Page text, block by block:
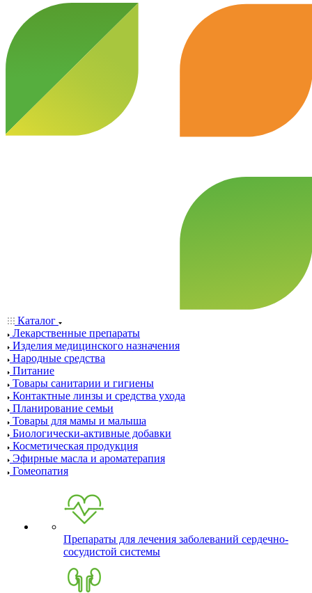
Каталог
Лекарственные препараты
Изделия медицинского назначения
Народные средства
Питание
Товары санитарии и гигиены
Контактные линзы и средства ухода
Планирование семьи
Товары для мамы и малыша
Биологически-активные добавки
Косметическая продукция
Эфирные масла и ароматерапия
Гомеопатия
Препараты для лечения заболеваний сердечно-
сосудистой системы